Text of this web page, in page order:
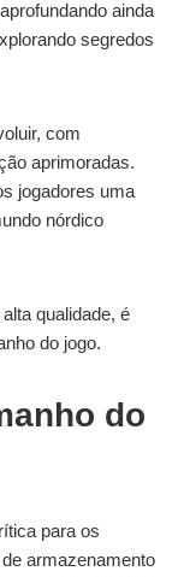
ainda
segredos
com
aprimoradas.
jogadores uma
nórdico
qualidade, é
do jogo.
do
para os
armazenamento